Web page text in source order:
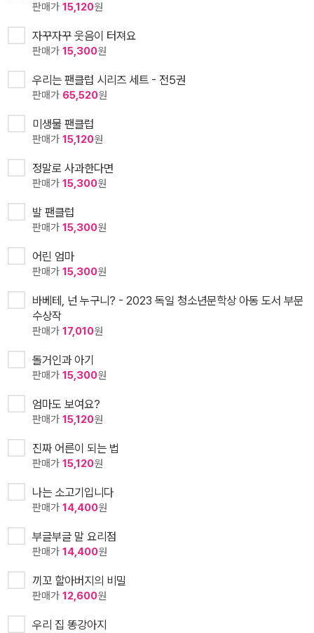
판매가 15,120원
자꾸자꾸 웃음이 터져요
판매가 15,300원
우리는 팬클럽 시리즈 세트 - 전5권
판매가 65,520원
미생물 팬클럽
판매가 15,120원
정말로 사과한다면
판매가 15,300원
발 팬클럽
판매가 15,300원
어린 엄마
판매가 15,300원
바베테, 넌 누구니? - 2023 독일 청소년문학상 아동 도서 부문
수상작
판매가 17,010원
돌거인과 아기
판매가 15,300원
엄마도 보여요?
판매가 15,120원
진짜 어른이 되는 법
판매가 15,120원
나는 소고기입니다
판매가 14,400원
부글부글 말 요리점
판매가 14,400원
끼꼬 할아버지의 비밀
판매가 12,600원
우리 집 똥강아지